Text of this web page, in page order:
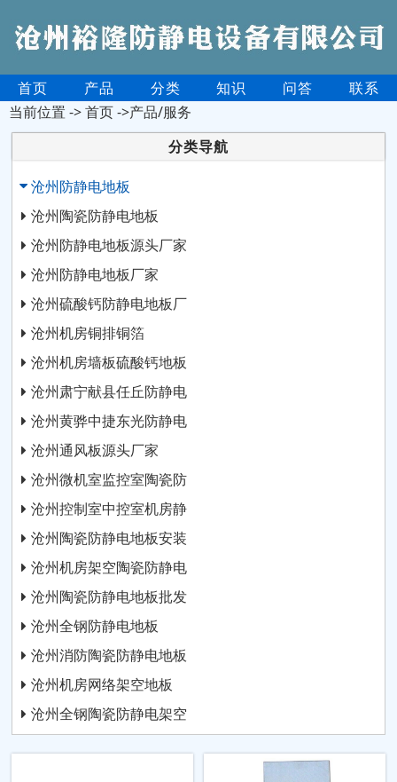
首页 产品 分类 知识 问答
联系
当前位置 ->首页->产品/服务
分类导航
沧州防静电地板
沧州陶瓷防静电地板
沧州防静电地板源头厂家
沧州防静电地板厂家
沧州硫酸钙防静电地板厂
沧州机房铜排铜箔
沧州机房墙板硫酸钙地板
沧州肃宁献县任丘防静电
沧州黄骅中捷东光防静电
沧州通风板源头厂家
沧州微机室监控室陶瓷防
沧州控制室中控室机房静
沧州陶瓷防静电地板安装
沧州机房架空陶瓷防静电
沧州陶瓷防静电地板批发
沧州全钢防静电地板
沧州消防陶瓷防静电地板
沧州机房网络架空地板
沧州全钢陶瓷防静电架空